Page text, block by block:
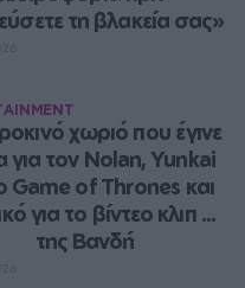
τη βλακεία σας»
χωριό που έγινε
για τον Nolan, Yunkai
Game of Thrones και
για το βίντεο κλιπ ...
της Βανδή